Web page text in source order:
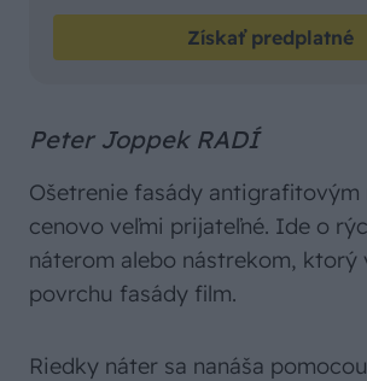
Získať predplatné
Peter Joppek RADÍ
Ošetrenie fasády antigrafitovým
cenovo veľmi prijateľné. Ide o
náterom alebo nástrekom, ktorý
povrchu fasády film.
Riedky náter sa nanáša